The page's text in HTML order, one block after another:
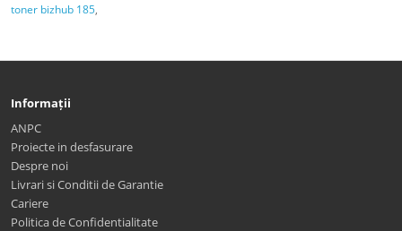
toner bizhub 185,
Informații
ANPC
Proiecte in desfasurare
Despre noi
Livrari si Conditii de Garantie
Cariere
Politica de Confidentialitate